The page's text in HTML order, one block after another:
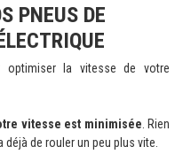
PNEUS DE
la vitesse de votre
vitesse est minimisée . Rien
de rouler un peu plus vite.